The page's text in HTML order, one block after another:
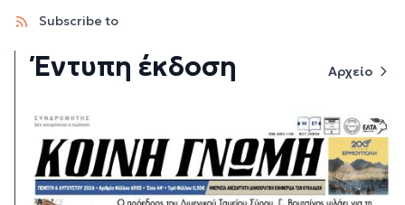
Subscribe to
Έντυπη έκδοση Αρχείο